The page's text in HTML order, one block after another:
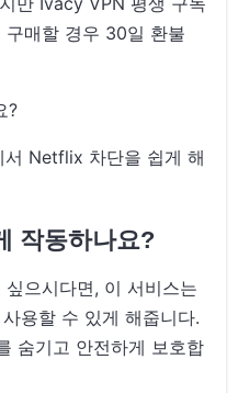
매할 경우 30일 환불
?
Netflix 차단을 쉽게 해
작동하나요?
으시다면, 이 서비스는
용할 수 있게 해줍니다.
숨기고 안전하게 보호합